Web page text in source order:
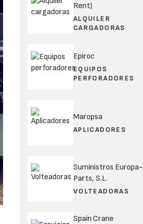
Rent)
ALQUILER
CARGADORAS
Epiroc
EQUIPOS
PERFORADORES
Maropsa
APLICADORES
Suministros Europa-
Parts, S.L.
VOLTEADORAS
Spain Crane